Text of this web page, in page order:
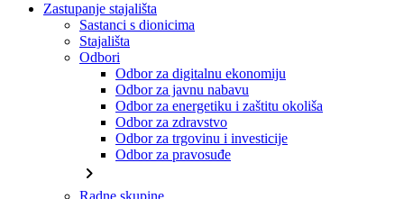
Zastupanje stajališta
Sastanci s dionicima
Stajališta
Odbori
Odbor za digitalnu ekonomiju
Odbor za javnu nabavu
Odbor za energetiku i zaštitu okoliša
Odbor za zdravstvo
Odbor za trgovinu i investicije
Odbor za pravosuđe
chevron_right
Radne skupine